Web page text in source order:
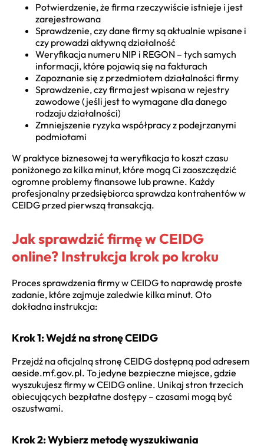
Potwierdzenie, że firma rzeczywiście istnieje i jest
zarejestrowana
Sprawdzenie, czy dane firmy są aktualnie wpisane i
czy prowadzi aktywną działalność
Weryfikacja numeru NIP i REGON – tych samych
informacji, które pojawią się na fakturach
Zapoznanie się z przedmiotem działalności firmy
Sprawdzenie, czy firma jest wpisana w rejestry
zawodowe (jeśli jest to wymagane dla danego
rodzaju działalności)
Zmniejszenie ryzyka współpracy z podejrzanymi
podmiotami
W praktyce biznesowej ta weryfikacja to koszt czasu
poniżonego za kilka minut, które mogą Ci zaoszczędzić
ogromne problemy finansowe lub prawne. Każdy
profesjonalny przedsiębiorca sprawdza kontrahentów w
CEIDG przed pierwszą transakcją.
Jak sprawdzić firmę w CEIDG
online? Instrukcja krok po kroku
Proces sprawdzenia firmy w CEIDG to naprawdę proste
zadanie, które zajmuje zaledwie kilka minut. Oto
dokładna instrukcja:
Krok 1: Wejdź na stronę CEIDG
Przejdź na oficjalną stronę CEIDG dostępną pod adresem
aeside.mf.gov.pl. To jedyne bezpieczne miejsce, gdzie
wyszukujesz firmy w CEIDG online. Unikaj stron trzecich
obiecujących bezpłatne dostępy – czasami mogą być
oszustwami.
Krok 2: Wybierz metodę wyszukiwania